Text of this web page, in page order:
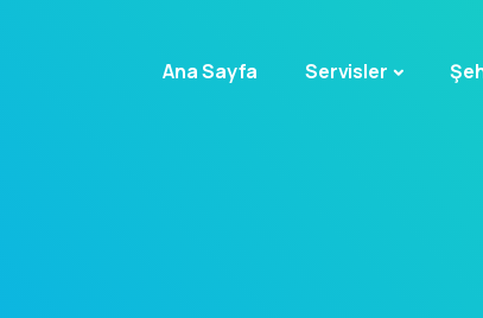
Ana Sayfa Servisler